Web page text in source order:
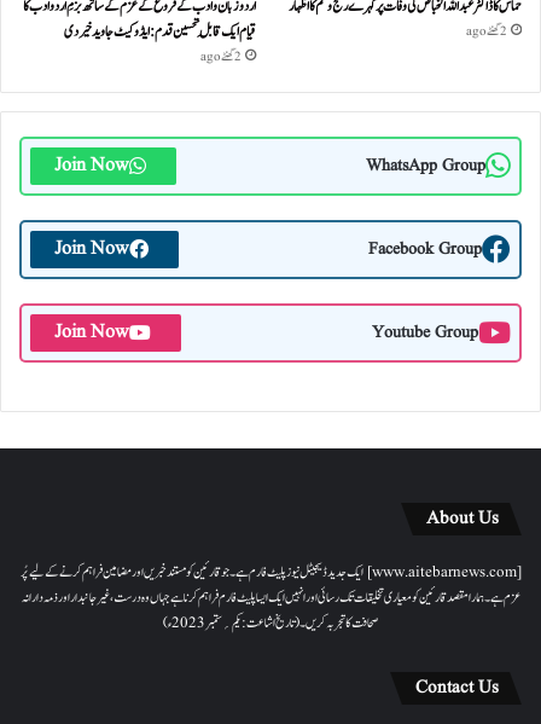
حماس کا ڈاکٹر عبداللہ الخباص کی وفات پر گہرے رنج وغم کااظہار
2 گھنٹے ago
اردو زبان و ادب کے فروغ کے عزم کے ساتھ بزمِ اردو ادب کا
قیام ایک قابلِ تحسین قدم : ایڈوکیٹ جاوید خیردی
2 گھنٹے ago
WhatsApp Group
Join Now
Facebook Group
Join Now
Youtube Group
Join Now
About Us
[www.aitebarnews.com] ایک جدید ڈیجیٹل نیوز پلیٹ فارم ہے۔ جو قارئین کو مستند خبریں اور مضامین فراہم کرنے کے لیے پُر
عزم ہے۔ ہمارا مقصدقارئین کو معیاری تخلیقات تک رسائی اور انہیں ایک ایسا پلیٹ فارم فراہم کرنا ہے جہاں وہ درست، غیر جانبدار اور ذمہ دارانہ
صحافت کا تجربہ کریں۔( تاریخ اشاعت : یکم؍ ستمبر 2023ء)
Contact Us